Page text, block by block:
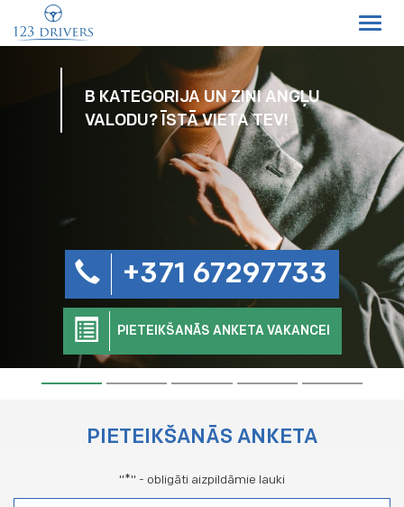
B KATEGORIJA UN ZINI ANGĻU
VALODU? ĪSTĀ VIETA TEV!
+371 67297733
PIETEIKŠANĀS ANKETA VAKANCEI
PIETEIKŠANĀS ANKETA
"*" - obligāti aizpildāmie lauki